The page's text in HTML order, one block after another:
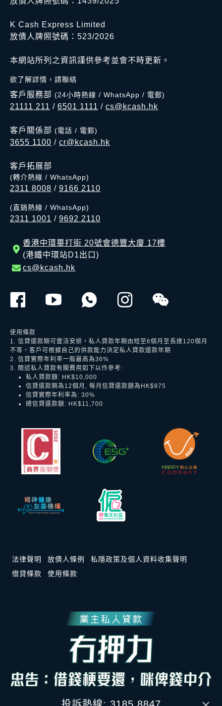
K Cash Express Limited
放債人牌照號碼：523/2026
本網站所列之資訊謹供參考並會不時更新。
欲了解詳情，請聯絡
客戶服務部 (24小時熱線 / WhatsApp / 電郵)
21111 211 / 6501 1111 / cs@kcash.hk
客戶關係部 (電話 / 電郵)
3655 1100 / cr@kcash.hk
客戶拓展部
(轉介熱線 / WhatsApp)
2311 8008 / 9166 2110
(直銷熱線 / WhatsApp)
2311 1001 / 9692 2110
香港中環畢打街 20號會德豐大廈 17樓
(港鐵中環站D1出口)
cs@kcash.hk
使用條款
1. 信貸還款期可靈活安排，私人貸款年期由短至6個月至長達120個月
不等，客戶可根據自己的供款能力決定私人貸款還款年期
2. 信貸實際年利率一般最高為36%
3. 簡述私人貸款有關費用如下以作參考:
私人貸款額: HK$10,000
信貸還款期為12個月, 每月信貸還款額為HK$975
信貸實際年利率為: 30%
總信貸還款額: HK$11,700
法律聲明 放債人條例
私隱政策及個人資料收集聲明
借貸條款
使用條款